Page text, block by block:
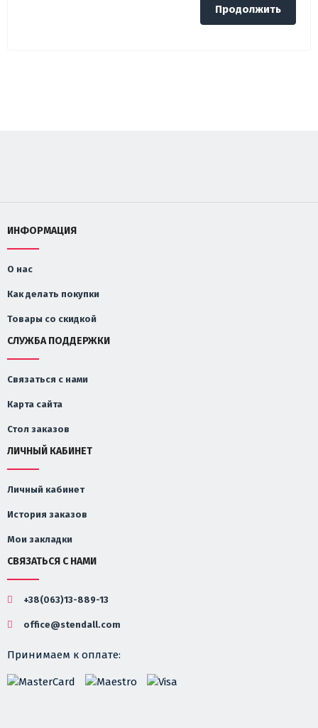
Продолжить
ИНФОРМАЦИЯ
О нас
Как делать покупки
Товары со скидкой
СЛУЖБА ПОДДЕРЖКИ
Связаться с нами
Карта сайта
Стол заказов
ЛИЧНЫЙ КАБИНЕТ
Личный кабинет
История заказов
Мои закладки
СВЯЗАТЬСЯ С НАМИ
+38(063)13-889-13
office@stendall.com
Принимаем к оплате: